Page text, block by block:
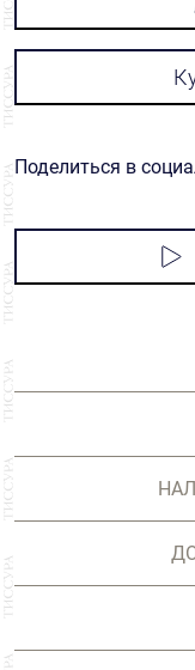
Поделиться в